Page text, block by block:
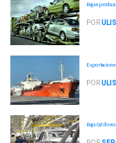
Bajan
POR
POR
Baja